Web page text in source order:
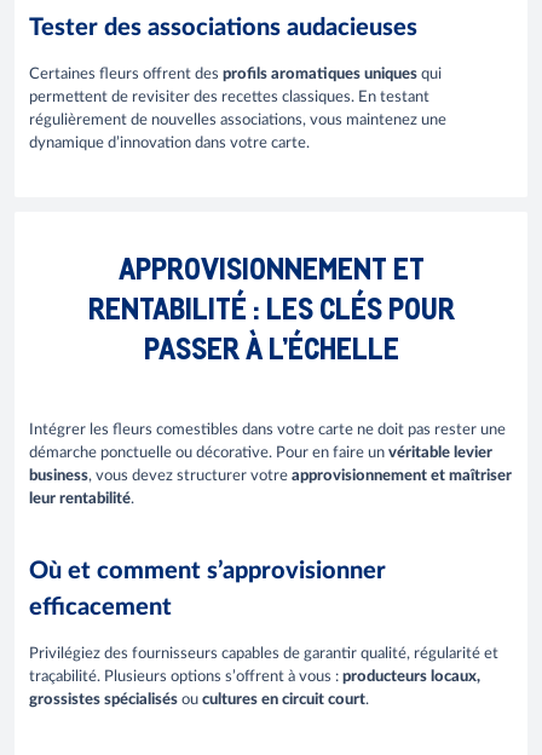
Tester des associations audacieuses
Certaines fleurs offrent des profils aromatiques uniques qui
permettent de revisiter des recettes classiques. En testant
régulièrement de nouvelles associations, vous maintenez une
dynamique d’innovation dans votre carte.
APPROVISIONNEMENT ET
RENTABILITÉ : LES CLÉS POUR
PASSER À L’ÉCHELLE
Intégrer les fleurs comestibles dans votre carte ne doit pas rester une
démarche ponctuelle ou décorative. Pour en faire un véritable levier
business, vous devez structurer votre approvisionnement et maîtriser
leur rentabilité.
Où et comment s’approvisionner
efficacement
Privilégiez des fournisseurs capables de garantir qualité, régularité et
traçabilité. Plusieurs options s’offrent à vous : producteurs locaux,
grossistes spécialisés ou cultures en circuit court.